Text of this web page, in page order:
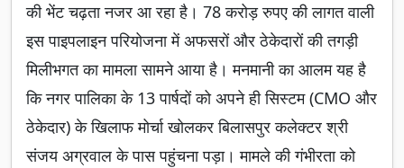
की भेंट चढ़ता नजर आ रहा है। 78 करोड़ रुपए की लागत वाली
इस पाइपलाइन परियोजना में अफसरों और ठेकेदारों की तगड़ी
मिलीभगत का मामला सामने आया है। मनमानी का आलम यह है
कि नगर पालिका के 13 पार्षदों को अपने ही सिस्टम (CMO और
ठेकेदार) के खिलाफ मोर्चा खोलकर बिलासपुर कलेक्टर श्री
संजय अग्रवाल के पास पहुंचना पड़ा। मामले की गंभीरता को